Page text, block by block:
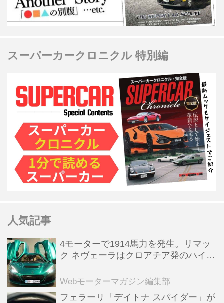
スーパーカークロニクル 特別編
人気記事
4モーターで1914馬力を発生。リマッ
ク ネヴェーラはクロアチア発のハイパ
全版／115】
Webモーターマガジン編集部
フェラーリ「デイトナ スパイダー」が